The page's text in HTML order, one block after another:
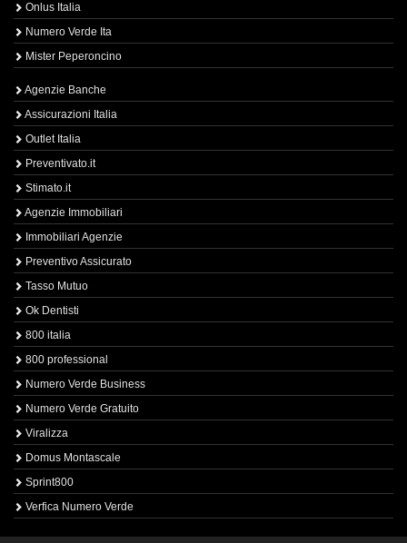
Onlus Italia
Numero Verde Ita
Mister Peperoncino
Agenzie Banche
Assicurazioni Italia
Outlet Italia
Preventivato.it
Stimato.it
Agenzie Immobiliari
Immobiliari Agenzie
Preventivo Assicurato
Tasso Mutuo
Ok Dentisti
800 italia
800 professional
Numero Verde Business
Numero Verde Gratuito
Viralizza
Domus Montascale
Sprint800
Verfica Numero Verde